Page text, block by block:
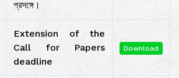
প্রসঙ্গে।
Extension of the
Call for Papers
deadline
Download